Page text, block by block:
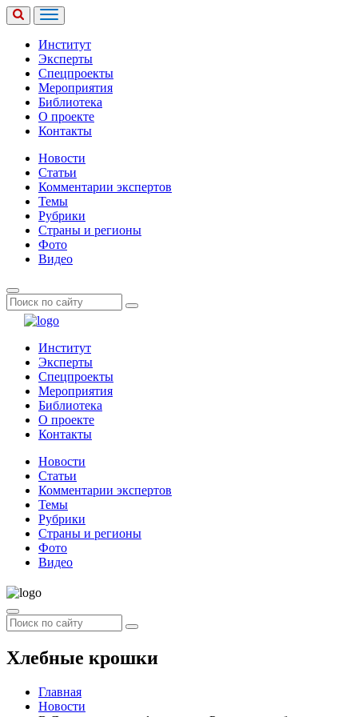
Институт
Эксперты
Спецпроекты
Мероприятия
Библиотека
О проекте
Контакты
Новости
Статьи
Комментарии экспертов
Темы
Рубрики
Страны и регионы
Фото
Видео
Институт
Эксперты
Спецпроекты
Мероприятия
Библиотека
О проекте
Контакты
Новости
Статьи
Комментарии экспертов
Темы
Рубрики
Страны и регионы
Фото
Видео
Хлебные крошки
Главная
Новости